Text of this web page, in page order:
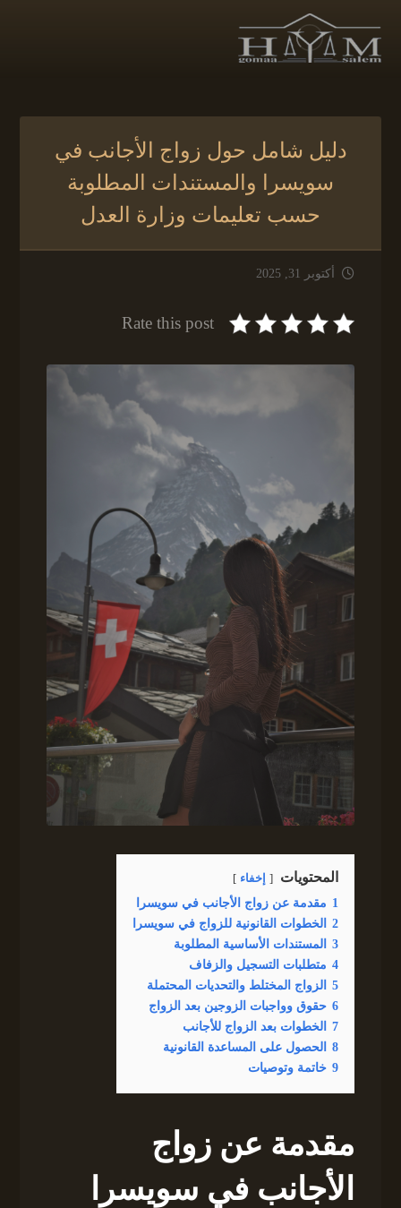
دليل شامل حول زواج الأجانب في
سويسرا والمستندات المطلوبة
حسب تعليمات وزارة العدل
أكتوبر 31, 2025
Rate this post
المحتويات إخفاء
1 مقدمة عن زواج الأجانب في سويسرا
2
الخطوات القانونية للزواج في سويسرا
3
المستندات الأساسية المطلوبة
4 متطلبات التسجيل والزفاف
5
الزواج المختلط والتحديات المحتملة
6 حقوق وواجبات الزوجين بعد الزواج
7
الخطوات بعد الزواج للأجانب
8
الحصول على المساعدة القانونية
9 خاتمة وتوصيات
مقدمة عن زواج
الأجانب في سويسرا